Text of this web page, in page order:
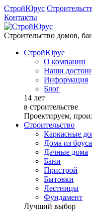
СтройЮрус
Контакты
Строительство домов,
СтройЮрус
О компании
Наши
Информация
Блог
14 лет
в строительстве
Проектируем,
Строительство
Каркасные
Дома из бруса
Дачные дома
Бани
Пристрой
Бытовки
Лестницы
Фундамент
Лучший выбор